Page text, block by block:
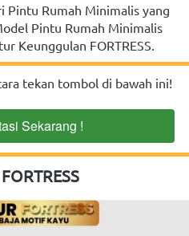
Pintu Rumah Minimalis yang
Pintu Rumah Minimalis
Keunggulan FORTRESS.
tekan tombol di bawah ini!
Sekarang !